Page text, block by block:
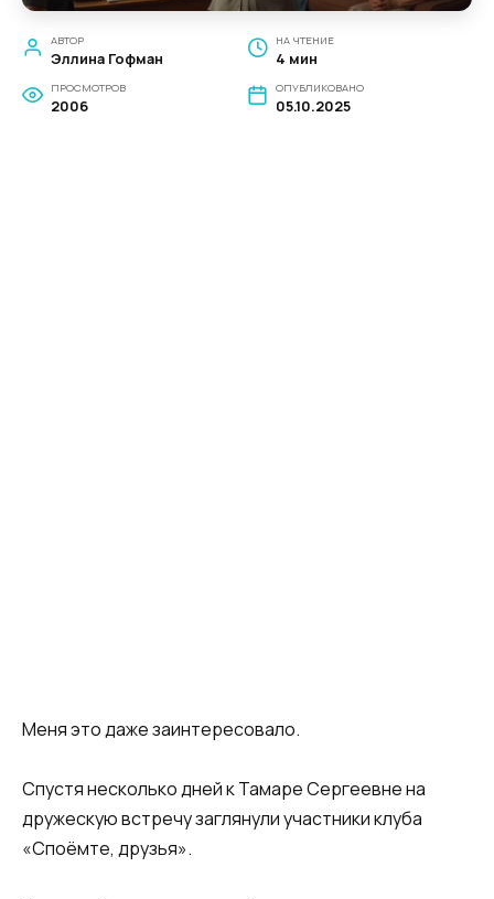
АВТОР
Эллина Гофман
НА ЧТЕНИЕ
4 мин
ПРОСМОТРОВ
2006
ОПУБЛИКОВАНО
05.10.2025
Меня это даже заинтересовало.
Спустя несколько дней к Тамаре Сергеевне на
дружескую встречу заглянули участники клуба
«Споёмте, друзья».